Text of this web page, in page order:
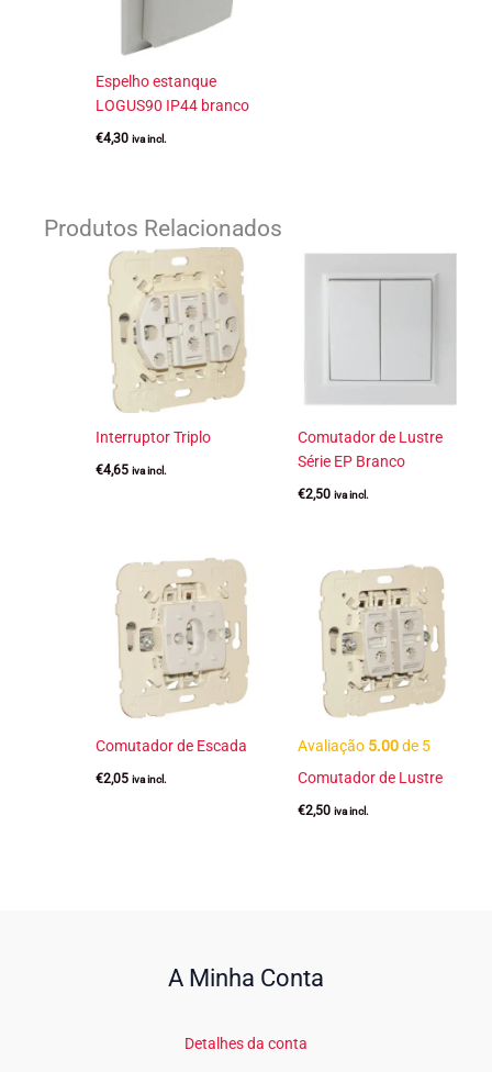
Espelho estanque
LOGUS90 IP44 branco
€4,30 iva incl.
Produtos Relacionados
Interruptor Triplo
€4,65 iva incl.
Comutador de Lustre
Série EP Branco
€2,50 iva incl.
Comutador de Escada
€2,05 iva incl.
Avaliação 5.00de 5
Comutador de Lustre
€2,50 iva incl.
A Minha Conta
Detalhes da conta